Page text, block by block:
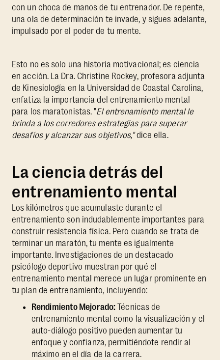
con un choca de manos de tu entrenador. De repente,
una ola de determinación te invade, y sigues adelante,
impulsado por el poder de tu mente.
Esto no es solo una historia motivacional; es ciencia
en acción. La Dra. Christine Rockey, profesora adjunta
de Kinesiología en la Universidad de Coastal Carolina,
enfatiza la importancia del entrenamiento mental
para los maratonistas. "El entrenamiento mental le
brinda a los corredores estrategias para superar
desafíos y alcanzar sus objetivos,"dice ella.
La ciencia detrás del
entrenamiento mental
Los kilómetros que acumulaste durante el
entrenamiento son indudablemente importantes para
construir resistencia física. Pero cuando se trata de
terminar un maratón, tu mente es igualmente
importante. Investigaciones de un destacado
psicólogo deportivo muestran por qué el
entrenamiento mental merece un lugar prominente en
tu plan de entrenamiento, incluyendo:
Rendimiento Mejorado: Técnicas de
entrenamiento mental como la visualización y el
auto-diálogo positivo pueden aumentar tu
enfoque y confianza, permitiéndote rendir al
máximo en el día de la carrera.